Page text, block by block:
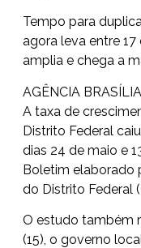
Tempo para
agora leva entre
amplia e chega a
AGÊNCIA
A taxa de
Distrito Federal
dias 24 de maio e
Boletim elaborado
do Distrito Federal
O estudo também
(15), o governo